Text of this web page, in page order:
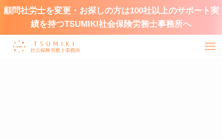
顧問社労士を変更・お探しの方は100社以上のサポート実
績を持つTSUMIKI社会保険労務士事務所へ